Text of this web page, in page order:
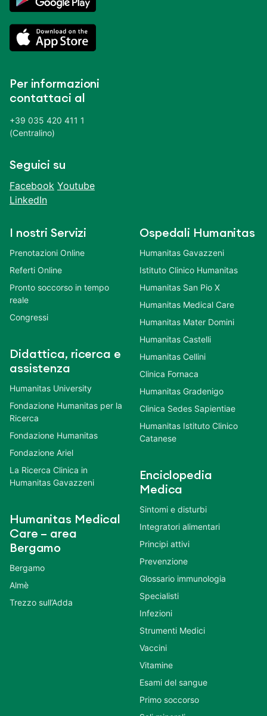
Per informazioni
contattaci al
+39 035 420 411 1
(Centralino)
Seguici su
Facebook Youtube
LinkedIn
I nostri Servizi
Prenotazioni Online
Referti Online
Pronto soccorso in tempo
reale
Congressi
Didattica, ricerca e
assistenza
Humanitas University
Fondazione Humanitas per la
Ricerca
Fondazione Humanitas
Fondazione Ariel
La Ricerca Clinica in
Humanitas Gavazzeni
Humanitas Medical
Care – area
Bergamo
Bergamo
Almè
Trezzo sull’Adda
Ospedali Humanitas
Humanitas Gavazzeni
Istituto Clinico Humanitas
Humanitas San Pio X
Humanitas Medical Care
Humanitas Mater Domini
Humanitas Castelli
Humanitas Cellini
Clinica Fornaca
Humanitas Gradenigo
Clinica Sedes Sapientiae
Humanitas Istituto Clinico
Catanese
Enciclopedia
Medica
Sintomi e disturbi
Integratori alimentari
Principi attivi
Prevenzione
Glossario immunologia
Specialisti
Infezioni
Strumenti Medici
Vaccini
Vitamine
Esami del sangue
Primo soccorso